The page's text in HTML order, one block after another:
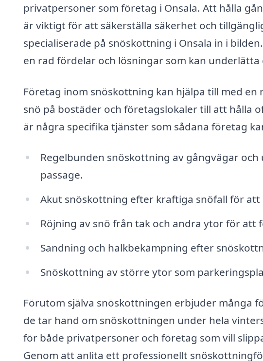
privatpersoner som företag i Onsala. Att hålla
är viktigt för att säkerställa säkerhet och
specialiserade på snöskottning i Onsala in i
en rad fördelar och lösningar som kan
Företag inom snöskottning kan hjälpa till med
snö på bostäder och företagslokaler till att hålla
är några specifika tjänster som sådana företag
Regelbunden snöskottning av gångvägar
passage.
Akut snöskottning efter kraftiga snöfall för
Röjning av snö från tak och andra ytor för att
Sandning och halkbekämpning efter
Snöskottning av större ytor som
Förutom själva snöskottningen erbjuder många
de tar hand om snöskottningen under hela
för både privatpersoner och företag som vill
Genom att anlita ett professionellt